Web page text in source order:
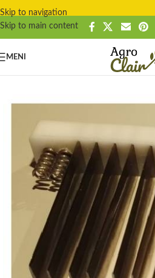
Skip to navigation
Skip to main content
MENI